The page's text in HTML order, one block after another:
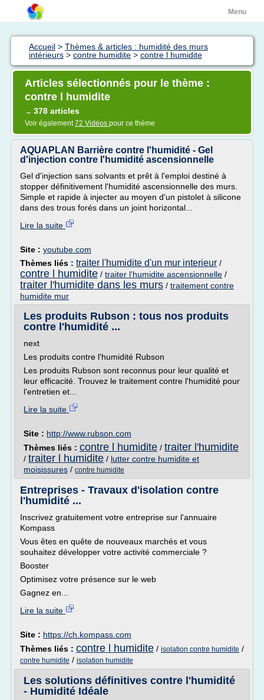
Menu
Accueil > Thèmes & articles : humidité des murs
intérieurs > contre humidite > contre l humidite
Articles sélectionnés pour le thème :
contre l humidite
→ 378 articles
Voir également72 Vidéos pour ce thème
AQUAPLAN Barrière contre l'humidité - Gel
d'injection contre l'humidité ascensionnelle
Gel d'injection sans solvants et prêt à l'emploi destiné à
stopper définitivement l'humidité ascensionnelle des murs.
Simple et rapide à injecter au moyen d'un pistolet à silicone
dans des trous forés dans un joint horizontal...
Lire la suite
Site : youtube.com
Thèmes liés : traiter l'humidite d'un mur interieur /
contre l humidite / traiter l'humidite ascensionnelle /
traiter l'humidite dans les murs / traitement contre
humidite mur
Les produits Rubson : tous nos produits
contre l'humidité ...
next
Les produits contre l'humidité Rubson
Les produits Rubson sont reconnus pour leur qualité et
leur efficacité. Trouvez le traitement contre l'humidité pour
l'entretien et...
Lire la suite
Site : http://www.rubson.com
Thèmes liés : contre l humidite / traiter l'humidite
/ traiter l humidite / lutter contre humidite et
moisissures / contre humidite
Entreprises - Travaux d'isolation contre
l'humidité ...
Inscrivez gratuitement votre entreprise sur l'annuaire
Kompass
Vous êtes en quête de nouveaux marchés et vous
souhaitez développer votre activité commerciale ?
Booster
Optimisez votre présence sur le web
Gagnez en...
Lire la suite
Site : https://ch.kompass.com
Thèmes liés : contre l humidite / isolation contre humidite /
contre humidite / isolation humidite
Les solutions définitives contre l'humidité
- Humidité Idéale